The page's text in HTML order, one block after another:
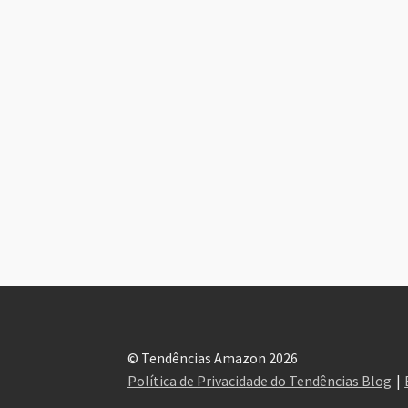
© Tendências Amazon 2026
Política de Privacidade do Tendências Blog